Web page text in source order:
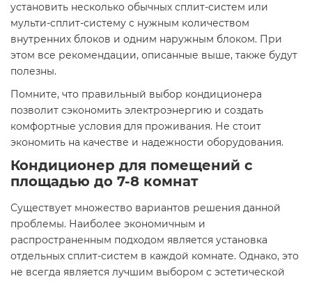
установить несколько обычных сплит-систем или
мульти-сплит-систему с нужным количеством
внутренних блоков и одним наружным блоком. При
этом все рекомендации, описанные выше, также будут
полезны.
Помните, что правильный выбор кондиционера
позволит сэкономить электроэнергию и создать
комфортные условия для проживания. Не стоит
экономить на качестве и надежности оборудования.
Кондиционер для помещений с
площадью до 7-8 комнат
Существует множество вариантов решения данной
проблемы. Наиболее экономичным и
распространенным подходом является установка
отдельных сплит-систем в каждой комнате. Однако, это
не всегда является лучшим выбором с эстетической